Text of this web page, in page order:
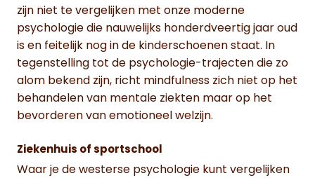
zijn niet te vergelijken met onze moderne
psychologie die nauwelijks honderdveertig jaar oud
is en feitelijk nog in de kinderschoenen staat. In
tegenstelling tot de psychologie-trajecten die zo
alom bekend zijn, richt mindfulness zich niet op het
behandelen van mentale ziekten maar op het
bevorderen van emotioneel welzijn.
Ziekenhuis of sportschool
Waar je de westerse psychologie kunt vergelijken